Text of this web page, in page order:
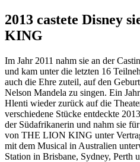
2013 castete Disney
KING
Im Jahr 2011 nahm sie an der
und kam unter die letzten 16
auch die Ehre zuteil, auf den
Nelson Mandela zu singen. Ein
Hlenti wieder zurück auf die
verschiedene Stücke entdeckte
der Südafrikanerin und nahm sie
von THE LION KING unter
mit dem Musical in Australien
Station in Brisbane, Sydney, Perth